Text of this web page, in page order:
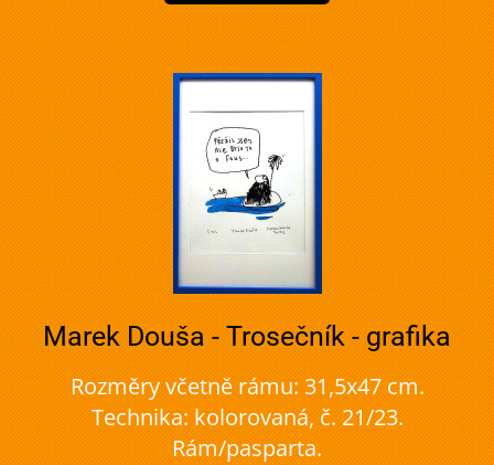
Marek Douša - Trosečník - grafika
Rozměry včetně rámu: 31,5x47 cm.
Technika: kolorovaná, č. 21/23.
Rám/pasparta.